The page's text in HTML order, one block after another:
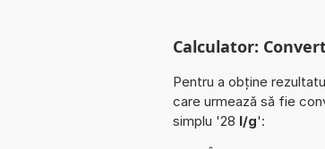
Calculator:
Pentru a obține
care urmează să fie
simplu '28 l/g':